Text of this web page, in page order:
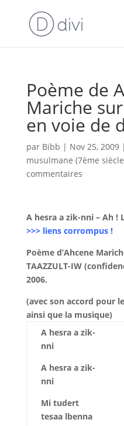
Poème de
Mariche
en voie de
par Bibb | Nov 25, 2009|
musulmane (7ème
commentaires
A hesra a zik-nni – Ah !
>>> liens corrompus !
Poème d’Ahcene
TAAZZULT-IW
2006.
(avec son accord pour
ainsi que la musique)
A hesra a zik-
nni
A hesra a zik-
nni
Mi tudert
tesaa lbenna